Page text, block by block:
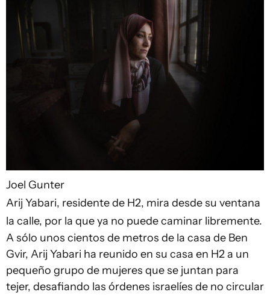
Joel Gunter
Arij Yabari, residente de H2, mira desde su ventana
la calle, por la que ya no puede caminar libremente.
A sólo unos cientos de metros de la casa de Ben
Gvir, Arij Yabari ha reunido en su casa en H2 a un
pequeño grupo de mujeres que se juntan para
tejer, desafiando las órdenes israelíes de no circular